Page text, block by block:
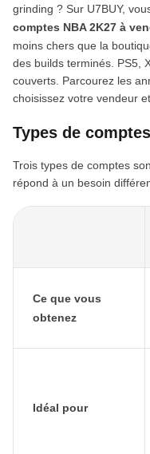
grinding ? Sur U7BUY,
comptes NBA 2K27 à
moins chers que la
des builds terminés. PS5,
couverts. Parcourez les
choisissez votre vendeur
Types de
Trois types de comptes
répond à un besoin
Ce que vous
obtenez
Idéal pour